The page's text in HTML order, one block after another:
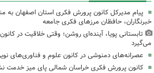
پیام مدیرکل کانون پرورش فکری استان اصفهان به
خبرنگاران، حافظان مرزهای فکری جامعه
تابستانی پویا، آینده‌ای روشن؛ وقتی خلاقیت در
می‌گیرد
عصرانه‌های دمنوشی در کانون علوم و فناوری‌های
کانون پرورش فکری خراسان شمالی پای میز